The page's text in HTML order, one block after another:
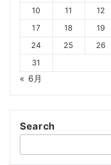
10
11 12
17
18 19
24
25 26
31
« 6月
Search
索：